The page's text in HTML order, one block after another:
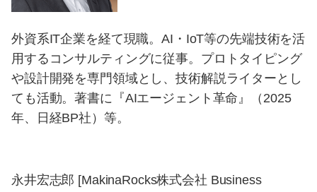
外資系IT企業を経て現職。AI・IoT等の先端技術を活
用するコンサルティングに従事。プロトタイピング
や設計開発を専門領域とし、技術解説ライターとし
ても活動。著書に『AIエージェント革命』（2025
年、日経BP社）等。
永井宏志郎 [MakinaRocks株式会社 Business